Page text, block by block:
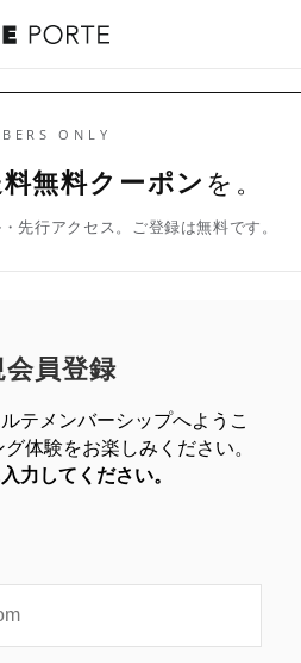
ONLY
無料クーポン を。
先行アクセス。ご登録は無料です。
会員登録
テメンバーシップへようこ
グ体験を お楽しみください。
力してください。